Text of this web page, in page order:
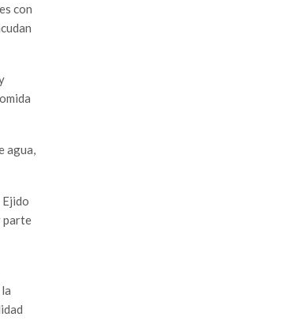
con
agua,
Ejido
parte